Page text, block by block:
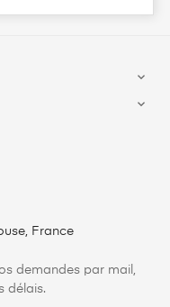


France
demandes par mail,
délais.